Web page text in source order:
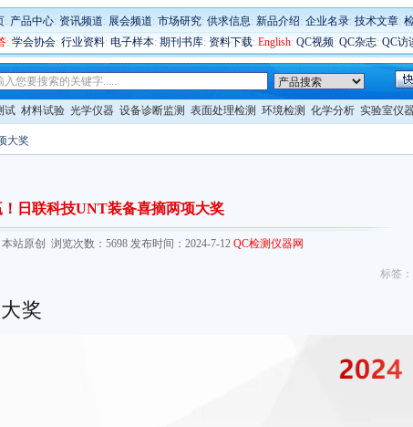
: 产品中心: 资讯频道: 展会频道: 市场研究: 供求信息: 新品介绍: 企业名录: 技术文章:
: 学会协会: 行业资料: 电子样本: 期刊书库: 资料下载: English: QC视频: QC杂志: QC访
试 材料试验 光学仪器 设备诊断监测 表面处理检测 环境检测 化学分析 实验室仪
大奖
日联科技UNT装备喜摘两项大奖
本站原创 浏览次数：5698 发布时间：2024-7-12 QC检测仪器网
标签：
奖